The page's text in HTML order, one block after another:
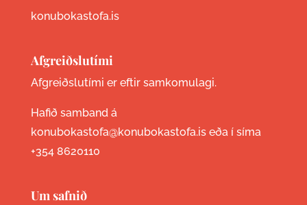
konubokastofa.is
Afgreiðslutími
Afgreiðslutími er eftir samkomulagi.
Hafið samband á
konubokastofa@konubokastofa.is eða í síma
+354 8620110
Um safnið